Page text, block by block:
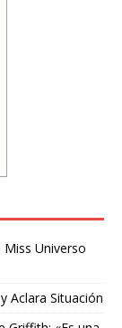
Miss Universo
Aclara Situación